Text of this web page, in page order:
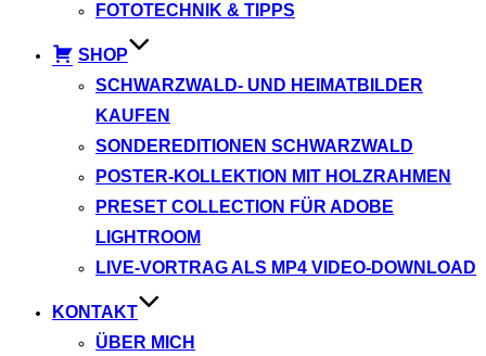
FOTOTECHNIK & TIPPS
SHOP
SCHWARZWALD- UND HEIMATBILDER
KAUFEN
SONDEREDITIONEN SCHWARZWALD
POSTER-KOLLEKTION MIT HOLZRAHMEN
PRESET COLLECTION FÜR ADOBE
LIGHTROOM
LIVE-VORTRAG ALS MP4 VIDEO-DOWNLOAD
KONTAKT
ÜBER MICH